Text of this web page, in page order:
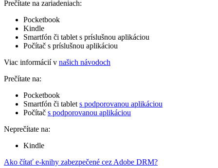
Prečítate na zariadeniach:
Pocketbook
Kindle
Smartfón či tablet s príslušnou aplikáciou
Počítač s príslušnou aplikáciou
Viac informácií v našich návodoch
Prečítate na:
Pocketbook
Smartfón či tablet s podporovanou aplikáciou
Počítač s podporovanou aplikáciou
Neprečítate na:
Kindle
Ako čítať e-knihy zabezpečené cez Adobe DRM?